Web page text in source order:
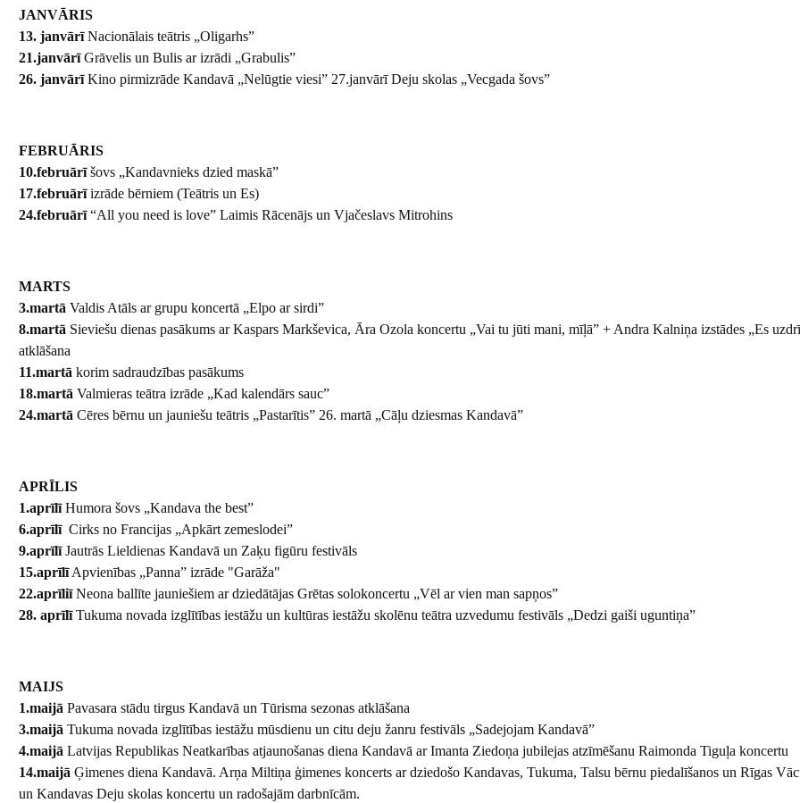
JANVĀRIS
13. janvārīNacionālais teātris „Oligarhs”
21.janvārīGrāvelis un Bulis ar izrādi „Grabulis”
26. janvārīKino pirmizrāde Kandavā „Nelūgtie viesi” 27.janvārī Deju skolas „Vecgada šovs”
FEBRUĀRIS
10.februārīšovs „Kandavnieks dzied maskā”
17.februārīizrāde bērniem (Teātris un Es)
24.februārī“All you need is love” Laimis Rācenājs un Vjačeslavs Mitrohins
MARTS
3.martā Valdis Atāls ar grupu koncertā „Elpo ar sirdi”
8.martā Sieviešu dienas pasākums ar Kaspars Markševica, Āra Ozola koncertu „Vai tu jūti mani, mīļā” + Andra Kalniņa izstādes „Es
atklāšana
11.martā korim sadraudzības pasākums
18.martā Valmieras teātra izrāde „Kad kalendārs sauc”
24.martā Cēres bērnu un jauniešu teātris „Pastarītis” 26. martā „Cāļu dziesmas Kandavā”
APRĪLIS
1.aprīlīHumora šovs „Kandava the best”
6.aprīlīCirks no Francijas „Apkārt zemeslodei”
9.aprīlīJautrās Lieldienas Kandavā un Zaķu figūru festivāls
15.aprīlīApvienības „Panna” izrāde "Garāža"
22.aprīliīNeona ballīte jauniešiem ar dziedātājas Grētas solokoncertu „Vēl ar vien man sapņos”
28. aprīlīTukuma novada izglītības iestāžu un kultūras iestāžu skolēnu teātra uzvedumu festivāls „Dedzi gaiši uguntiņa”
MAIJS
1.maijā Pavasara stādu tirgus Kandavā un Tūrisma sezonas atklāšana
3.maijā Tukuma novada izglītības iestāžu mūsdienu un citu deju žanru festivāls „Sadejojam Kandavā”
4.maijā Latvijas Republikas Neatkarības atjaunošanas diena Kandavā ar Imanta Ziedoņa jubilejas atzīmēšanu Raimonda Tiguļa koncertu
14.maijā Ģimenes diena Kandavā. Arņa Miltiņa ģimenes koncerts ar dziedošo Kandavas, Tukuma, Talsu bērnu piedalīšanos un Rīgas
un Kandavas Deju skolas koncertu un radošajām darbnīcām.